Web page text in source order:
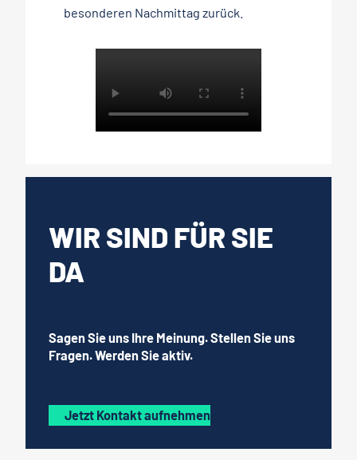
besonderen Nachmittag zurück.
WIR SIND FÜR SIE
DA
Sagen Sie uns Ihre Meinung. Stellen Sie uns
Fragen. Werden Sie aktiv.
Jetzt Kontakt aufnehmen